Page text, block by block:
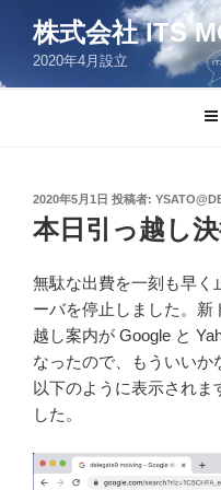
ン
株式会社 ITS
2020年4月設立
投
日:
2020年5月1日 投稿者:
本日引っ越し
無駄な出費を一刻も早く
ーバを停止しました。新
越し案内が Google と
なったので、もういいか
以下のように表示されま
した。